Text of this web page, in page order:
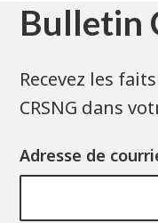
Bulletin
Recevez les
CRSNG dans
Adresse de